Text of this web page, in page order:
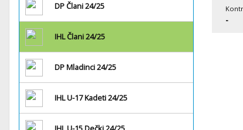
DP Člani 24/25
IHL Člani 24/25
DP Mladinci 24/25
IHL U-17 Kadeti 24/25
-